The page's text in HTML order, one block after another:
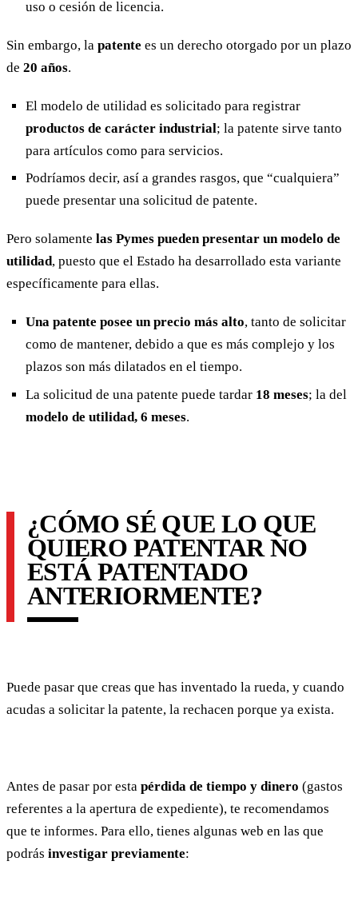
uso o cesión de licencia.
Sin embargo, la patente es un derecho otorgado por un plazo
de 20 años.
El modelo de utilidad es solicitado para registrar
productos de carácter industrial; la patente sirve tanto
para artículos como para servicios.
Podríamos decir, así a grandes rasgos, que “cualquiera”
puede presentar una solicitud de patente.
Pero solamente las Pymes pueden presentar un modelo de
utilidad, puesto que el Estado ha desarrollado esta variante
específicamente para ellas.
Una patente posee un precio más alto, tanto de solicitar
como de mantener, debido a que es más complejo y los
plazos son más dilatados en el tiempo.
La solicitud de una patente puede tardar 18 meses; la del
modelo de utilidad, 6 meses.
¿CÓMO SÉ QUE LO QUE
QUIERO PATENTAR NO
ESTÁ PATENTADO
ANTERIORMENTE?
Puede pasar que creas que has inventado la rueda, y cuando
acudas a solicitar la patente, la rechacen porque ya exista.
Antes de pasar por esta pérdida de tiempo y dinero (gastos
referentes a la apertura de expediente), te recomendamos
que te informes. Para ello, tienes algunas web en las que
podrás investigar previamente: